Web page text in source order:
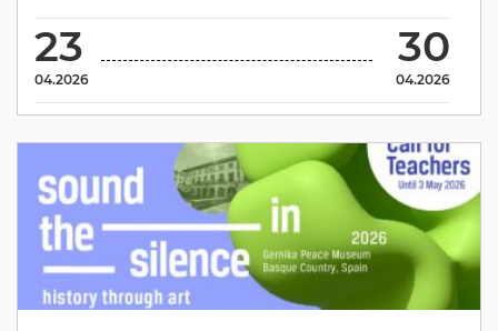
23
04.2026
30
04.2026